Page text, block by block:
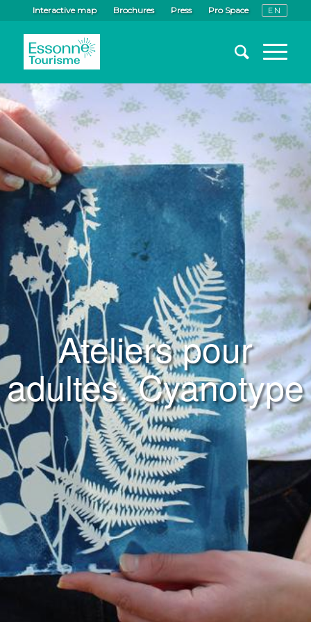
Interactive map Brochures Press Pro Space
Ateliers pour
adultes. Cyanotype